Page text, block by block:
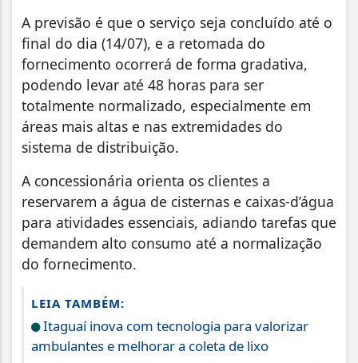
A previsão é que o serviço seja concluído até o
final do dia (14/07), e a retomada do
fornecimento ocorrerá de forma gradativa,
podendo levar até 48 horas para ser
totalmente normalizado, especialmente em
áreas mais altas e nas extremidades do
sistema de distribuição.
A concessionária orienta os clientes a
reservarem a água de cisternas e caixas-d’água
para atividades essenciais, adiando tarefas que
demandem alto consumo até a normalização
do fornecimento.
LEIA TAMBÉM:
Itaguaí inova com tecnologia para valorizar
ambulantes e melhorar a coleta de lixo